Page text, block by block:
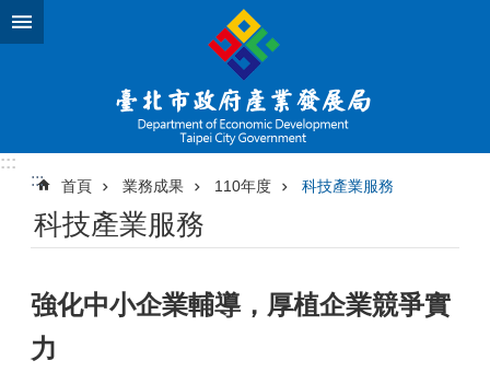
跳到主要內容區塊
:::
:::
首頁 業務成果 110年度 科技產業服務
科技產業服務
強化中小企業輔導，厚植企業競爭實
力